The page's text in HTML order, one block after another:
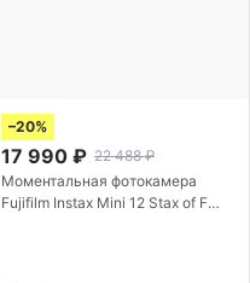
–20%
17 990 ₽ 22 488 ₽
Моментальная фотокамера
Fujifilm Instax Mini 12 Stax of Fun